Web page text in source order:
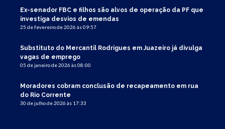
Ex-senador FBC e filhos são alvos de operação da PF que
investiga desvios de emendas
25 de fevereiro de 2026 às 09:57
Substituto do Mercantil Rodrigues em Juazeiro já divulga
vagas de emprego
05 de janeiro de 2026 às 08:00
Moradores cobram conclusão de recapeamento em rua
do Rio Corrente
30 de julho de 2026 às 17:33